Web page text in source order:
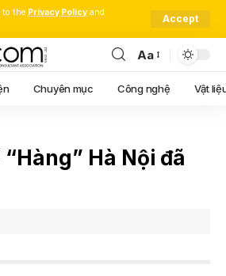
to the Privacy Policy and
Accept
Font
Resizer
Aa
Chuyên mục Công nghệ Vật
Hà Nội đã